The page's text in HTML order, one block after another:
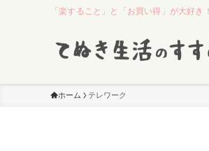
「楽すること」と「お買い得」が大好き！
ホーム テレワーク